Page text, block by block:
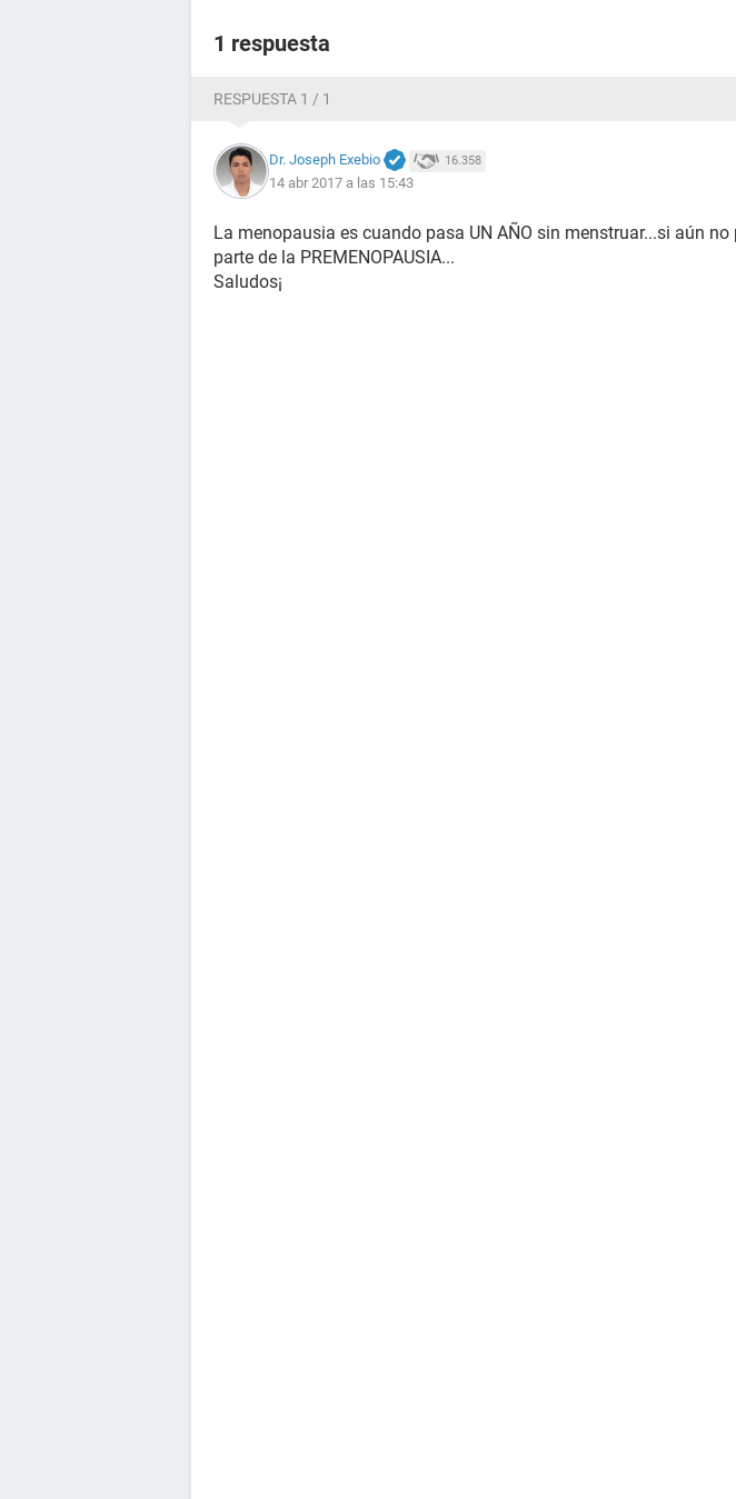
1 respuesta
RESPUESTA 1 / 1
Dr. Joseph Exebio 16.358
14 abr 2017 a las 15:43
La menopausia es cuando pasa UN AÑO sin menstruar...si aún no
parte de la PREMENOPAUSIA...
Saludos¡